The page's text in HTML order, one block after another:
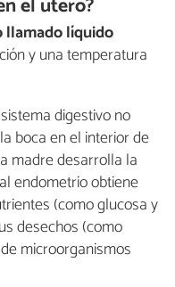
líquido
y una temperatura
digestivo no
boca en el interior de
madre desarrolla la
endometrio obtiene
(como glucosa y
desechos (como
microorganismos